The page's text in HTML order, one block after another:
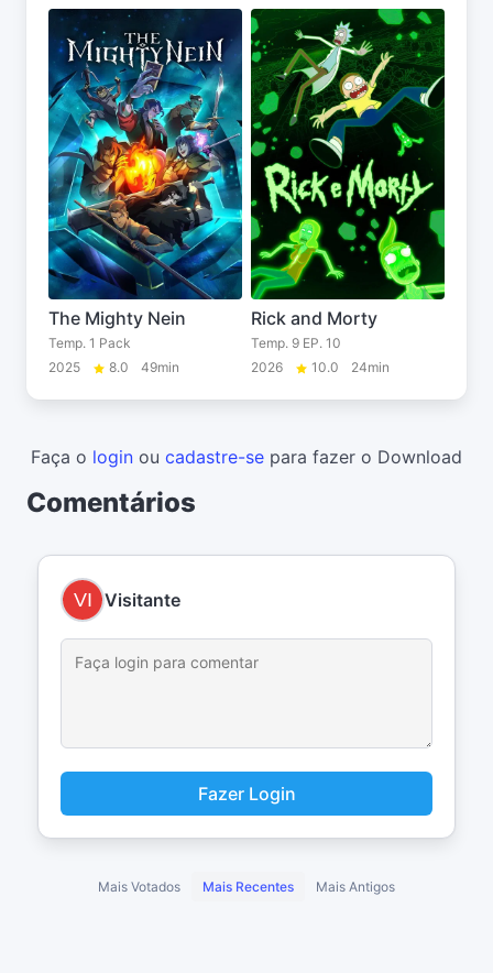
The Mighty Nein
Temp. 1 Pack
2025
8.0 49min
Rick and Morty
Temp. 9 EP. 10
2026
10.0 24min
Faça o login ou cadastre-se para fazer o Download
Comentários
Visitante
Fazer Login
Mais Votados Mais Recentes Mais Antigos